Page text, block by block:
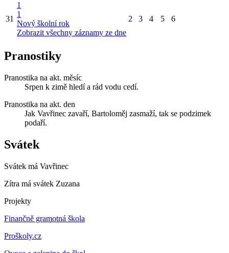
31
1
1
Nový školní rok
Zobrazit všechny záznamy ze dne
2 3 4 5 6
Pranostiky
Pranostika na akt. měsíc
Srpen k zimě hledí a rád vodu cedí.
Pranostika na akt. den
Jak Vavřinec zavaří, Bartoloměj zasmaží, tak se podzimek
podaří.
Svátek
Svátek má Vavřinec
Zítra má svátek Zuzana
Projekty
Finančně gramotná škola
Proškoly.cz